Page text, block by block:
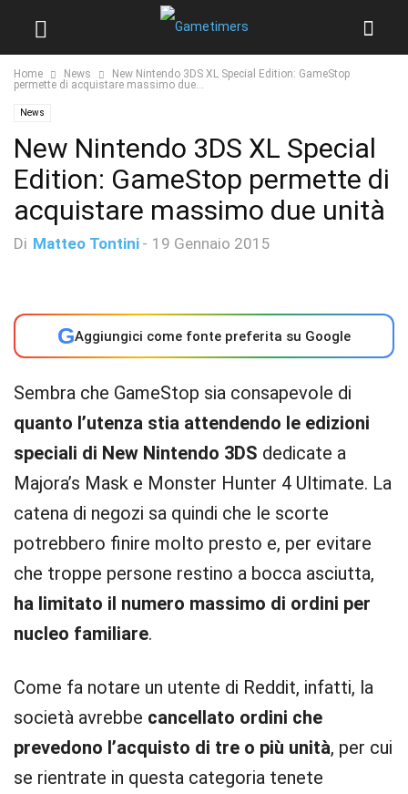
Home News
New Nintendo 3DS XL Special Edition: GameStop
permette di acquistare massimo due...
News
New Nintendo 3DS XL Special
Edition: GameStop permette di
acquistare massimo due unità
Di Matteo Tontini - 19 Gennaio 2015
GAggiungici come fonte preferita su Google
Sembra che GameStop sia consapevole di
quanto l’utenza stia attendendo le edizioni
speciali di New Nintendo 3DS dedicate a
Majora’s Mask e Monster Hunter 4 Ultimate. La
catena di negozi sa quindi che le scorte
potrebbero finire molto presto e, per evitare
che troppe persone restino a bocca asciutta,
ha limitato il numero massimo di ordini per
nucleo familiare.
Come fa notare un utente di Reddit, infatti, la
società avrebbe cancellato ordini che
prevedono l’acquisto di tre o più unità, per cui
se rientrate in questa categoria tenete